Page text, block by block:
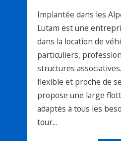
Implantée dans les
Lutam est une
dans la location de
particuliers,
structures
flexible et proche de
propose une large
adaptés à tous les
tour...